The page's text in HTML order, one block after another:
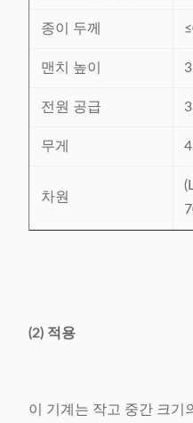
종이 두께
맨치 높이
전원 공급
무게
차원
(2) 적용
이 기계는 작고 중간 크기